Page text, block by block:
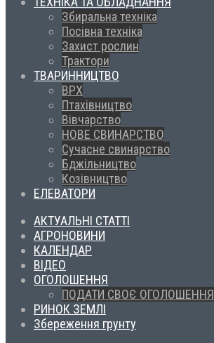
Збиральна техніка
Посівна техніка
Захист рослин
Трактори
ТВАРИННИЦТВО
ВРХ
Птахівництво
Вівчарство
НОВЕ СВИНАРСТВО
Сучасне свинарство
Бджільництво
Козівництво
ЕЛЕВАТОРИ
АКТУАЛЬНІ СТАТТІ
АГРОНОВИНИ
КАЛЕНДАР
ВІДЕО
ОГОЛОШЕННЯ
ПОДАТИ СВОЄ ОГОЛОШЕННЯ
РИНОК ЗЕМЛІ
Збереження грунту